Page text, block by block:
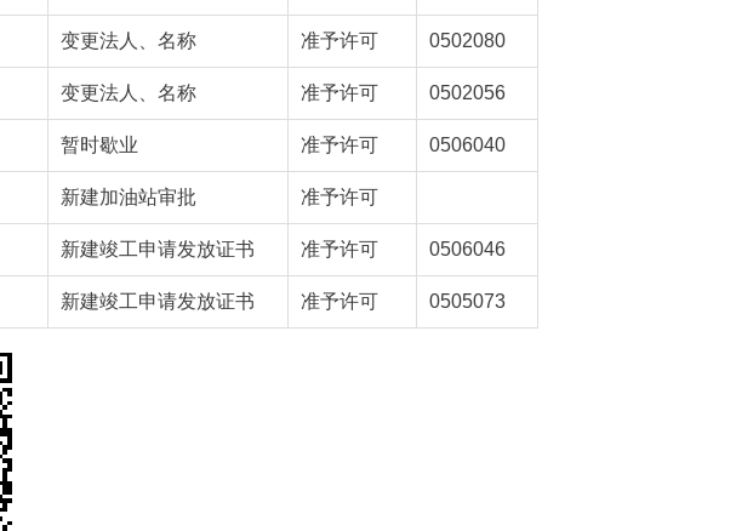
变更法人、名称 准予许可 0502080
变更法人、名称 准予许可 0502056
暂时歇业 准予许可 0506040
新建加油站审批 准予许可
新建竣工申请发放证书 准予许可 0506046
新建竣工申请发放证书 准予许可 0505073